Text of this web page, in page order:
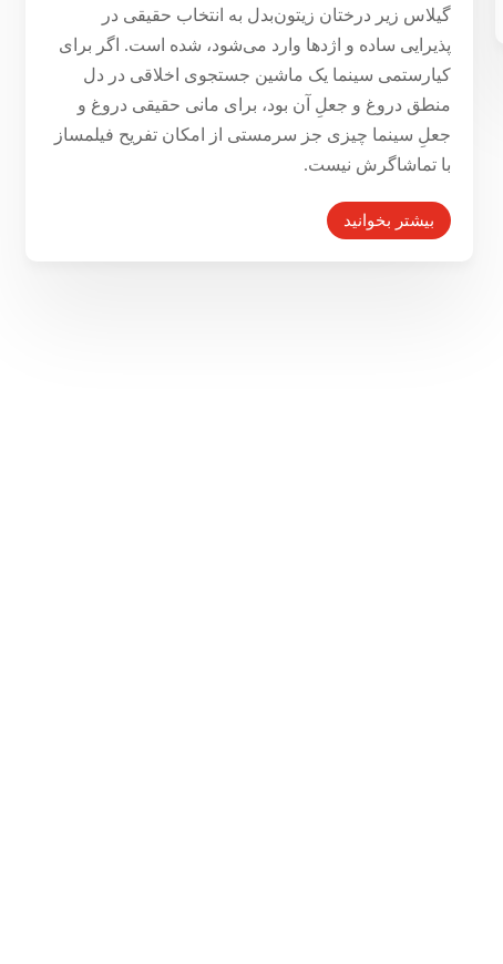
گیلاس زیر درختان زیتون‌بدل به انتخاب حقیقی در
پذیرایی ساده و اژدها وارد می‌شود، شده است. اگر برای
کیارستمی سینما یک ماشین جستجوی اخلاقی در دل
منطق دروغ و جعلِ آن بود، برای مانی حقیقی دروغ و
جعلِ سینما چیزی جز سرمستی از امکان تفریح فیلمساز
با تماشاگرش نیست.
بیشتر بخوانید